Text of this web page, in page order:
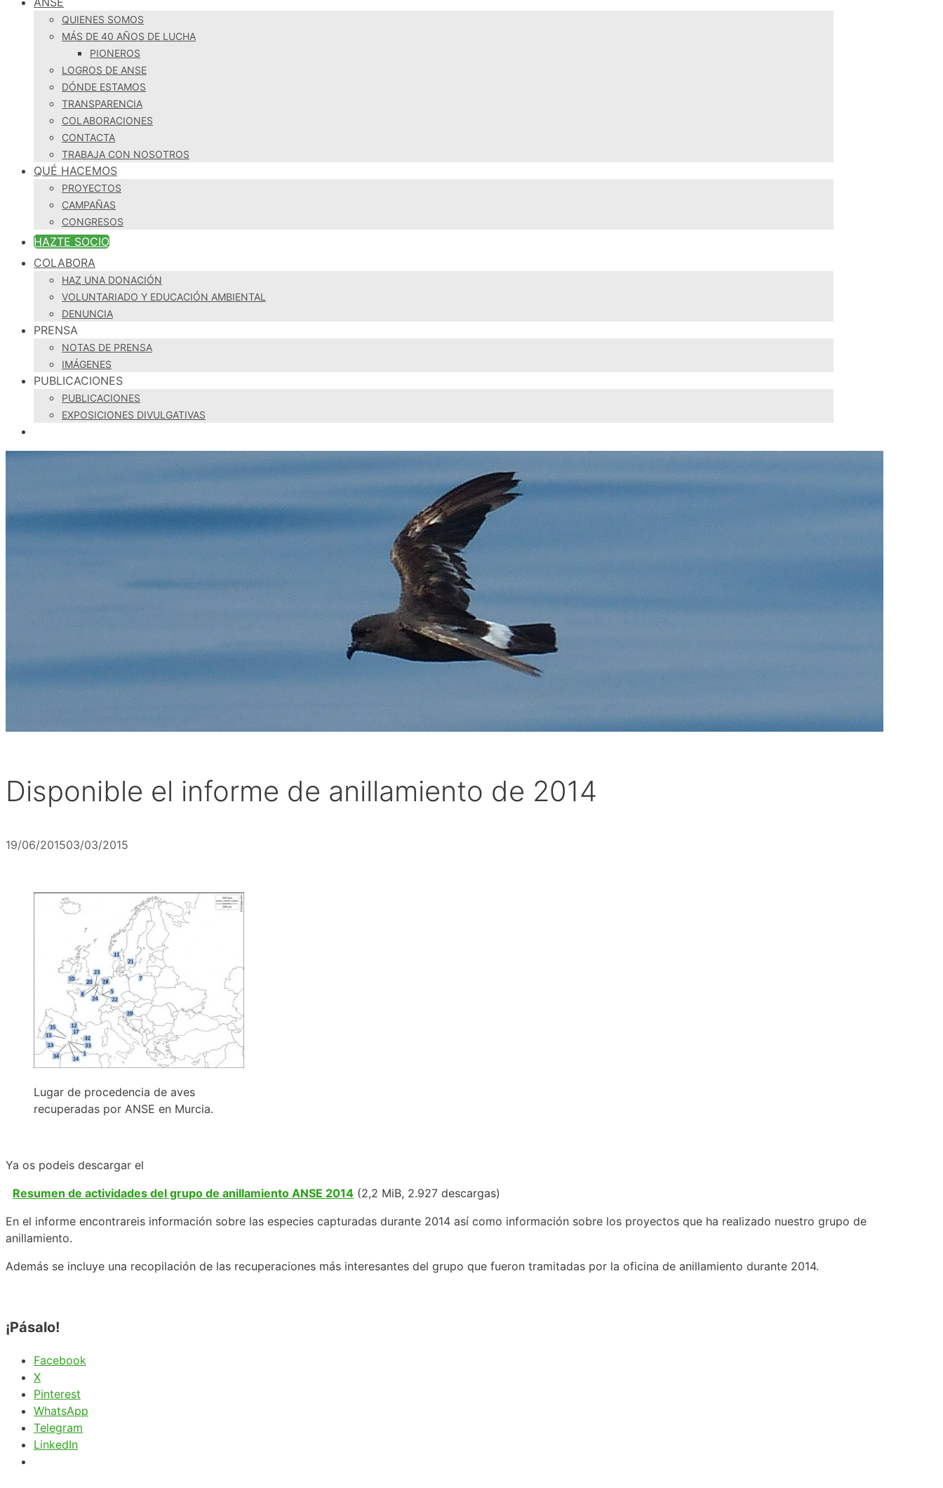
QUIENES SOMOS
MÁS DE 40 AÑOS DE LUCHA
PIONEROS
LOGROS DE ANSE
DÓNDE ESTAMOS
TRANSPARENCIA
COLABORACIONES
CONTACTA
TRABAJA CON NOSOTROS
QUÉ HACEMOS
PROYECTOS
CAMPAÑAS
CONGRESOS
HAZTE SOCIO
COLABORA
HAZ UNA DONACIÓN
VOLUNTARIADO Y EDUCACIÓN AMBIENTAL
DENUNCIA
PRENSA
NOTAS DE PRENSA
IMÁGENES
PUBLICACIONES
PUBLICACIONES
EXPOSICIONES DIVULGATIVAS
Disponible el informe de anillamiento de 2014
19/06/201503/03/2015
Lugar de procedencia de aves
recuperadas por ANSE en Murcia.
Ya os podeis descargar el
Resumen de actividades del grupo de anillamiento ANSE 2014 (2,2 MiB, 2.927 descargas)
En el informe encontrareis información sobre las especies capturadas durante 2014 así como información sobre los proyectos que ha realizado nuestro grupo de
anillamiento.
Además se incluye una recopilación de las recuperaciones más interesantes del grupo que fueron tramitadas por la oficina de anillamiento durante 2014.
¡Pásalo!
Facebook
X
Pinterest
WhatsApp
Telegram
LinkedIn